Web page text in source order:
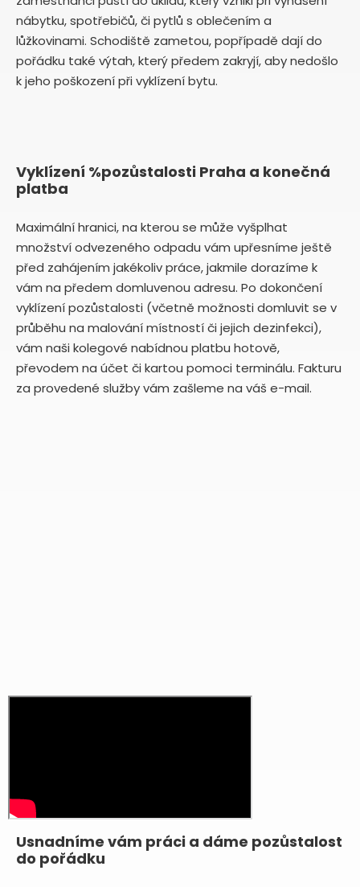
nábytku, spotřebičů, či pytlů s oblečením a
lůžkovinami. Schodiště zametou, popřípadě dají do
pořádku také výtah, který předem zakryjí, aby nedošlo
k jeho poškození při vyklízení bytu.
Vyklízení %pozůstalosti Praha a konečná
platba
Maximální hranici, na kterou se může vyšplhat
množství odvezeného odpadu vám upřesníme ještě
před zahájením jakékoliv práce, jakmile dorazíme k
vám na předem domluvenou adresu. Po dokončení
vyklízení pozůstalosti (včetně možnosti domluvit se v
průběhu na malování místností či jejich dezinfekci),
vám naši kolegové nabídnou platbu hotově,
převodem na účet či kartou pomoci terminálu. Fakturu
za provedené služby vám zašleme na váš e-mail.
Usnadníme vám práci a dáme pozůstalost
do pořádku